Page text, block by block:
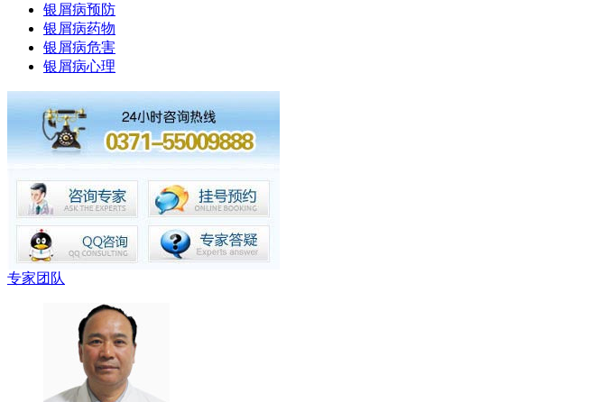
银屑病预防
银屑病药物
银屑病危害
银屑病心理
专家团队